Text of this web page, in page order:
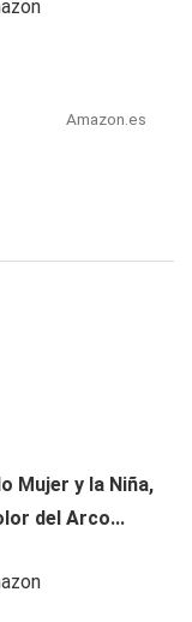
Amazon.es
Mujer y la Niña,
del Arco...